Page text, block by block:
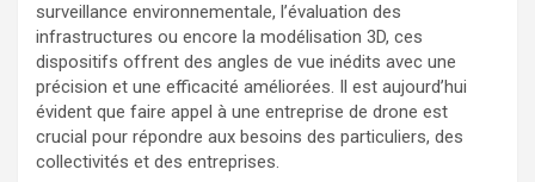
surveillance environnementale, l’évaluation des
infrastructures ou encore la modélisation 3D, ces
dispositifs offrent des angles de vue inédits avec une
précision et une efficacité améliorées. Il est aujourd’hui
évident que faire appel à une entreprise de drone est
crucial pour répondre aux besoins des particuliers, des
collectivités et des entreprises.